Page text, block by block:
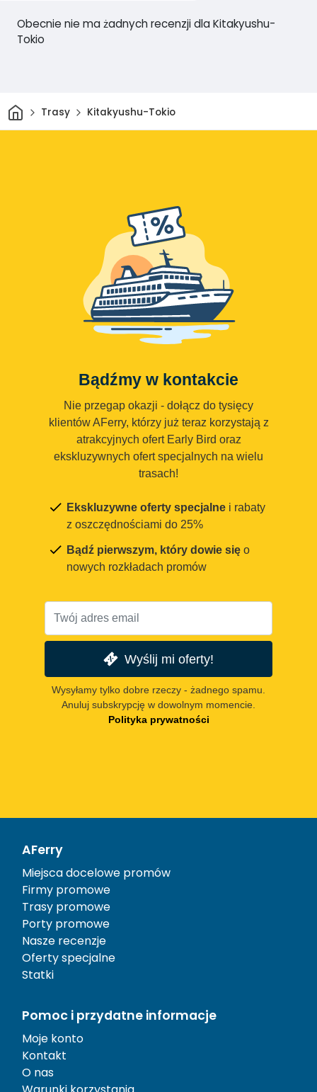
Obecnie nie ma żadnych recenzji dla Kitakyushu-
Tokio
DomTrasy Kitakyushu-Tokio
Bądźmy w kontakcie
Nie przegap okazji - dołącz do tysięcy
klientów AFerry, którzy już teraz korzystają z
atrakcyjnych ofert Early Bird oraz
ekskluzywnych ofert specjalnych na wielu
trasach!
Ekskluzywne oferty specjalne i rabaty
z oszczędnościami do 25%
Bądź pierwszym, który dowie się o
nowych rozkładach promów
Wyślij mi oferty!
Wysyłamy tylko dobre rzeczy - żadnego spamu.
Anuluj subskrypcję w dowolnym momencie.
Polityka prywatności
AFerry
Miejsca docelowe promów
Firmy promowe
Trasy promowe
Porty promowe
Nasze recenzje
Oferty specjalne
Statki
Pomoc i przydatne informacje
Moje konto
Kontakt
O nas